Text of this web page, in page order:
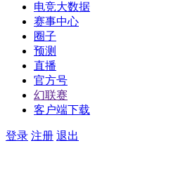
电竞大数据
赛事中心
圈子
预测
直播
官方号
幻联赛
客户端下载
登录 注册 退出